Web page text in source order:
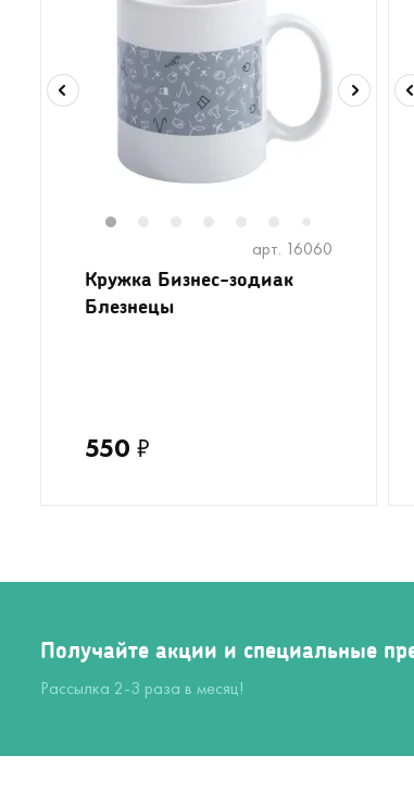
арт. 16060
Кружка Бизнес-зодиак
Блезнецы
550 ₽
Получайте акции и специальные
Рассылка 2-3 раза в месяц!